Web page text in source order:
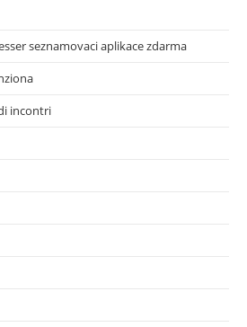
seznamovaci aplikace zdarma
incontri